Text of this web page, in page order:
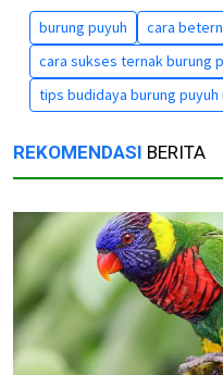
burung puyuh
cara
cara sukses ternak burung
tips budidaya burung puyuh
REKOMENDASI BERITA